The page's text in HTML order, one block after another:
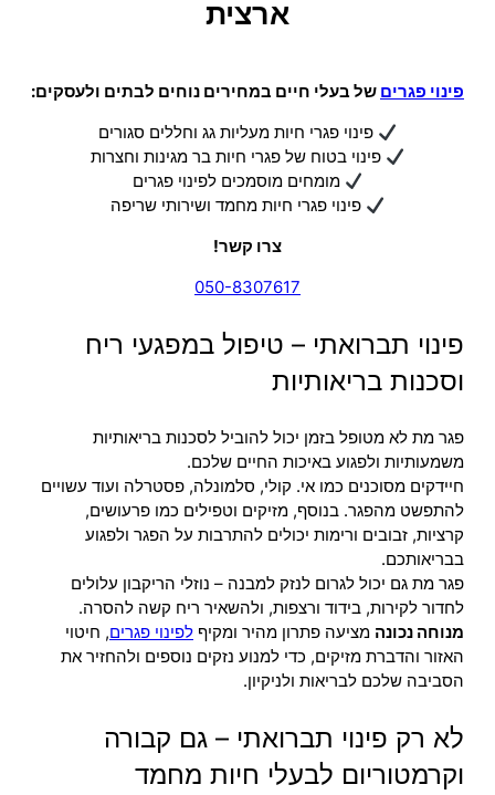
ארצית
פינוי פגרים של בעלי חיים במחירים נוחים לבתים ולעסקים:
פינוי פגרי חיות מעליות גג וחללים סגורים
פינוי בטוח של פגרי חיות בר מגינות וחצרות
מומחים מוסמכים לפינוי פגרים
פינוי פגרי חיות מחמד ושירותי שריפה
צרו קשר!
050-8307617
פינוי תברואתי – טיפול במפגעי ריח
וסכנות בריאותיות
פגר מת לא מטופל בזמן יכול להוביל לסכנות בריאותיות
משמעותיות ולפגוע באיכות החיים שלכם.
חיידקים מסוכנים כמו אי. קולי, סלמונלה, פסטרלה ועוד עשויים
להתפשט מהפגר. בנוסף, מזיקים וטפילים כמו פרעושים,
קרציות, זבובים ורימות יכולים להתרבות על הפגר ולפגוע
בבריאותכם.
פגר מת גם יכול לגרום לנזק למבנה – נוזלי הריקבון עלולים
לחדור לקירות, בידוד ורצפות, ולהשאיר ריח קשה להסרה.
מנוחה נכונה מציעה פתרון מהיר ומקיף לפינוי פגרים, חיטוי
האזור והדברת מזיקים, כדי למנוע נזקים נוספים ולהחזיר את
הסביבה שלכם לבריאות ולניקיון.
לא רק פינוי תברואתי – גם קבורה
וקרמטוריום לבעלי חיות מחמד